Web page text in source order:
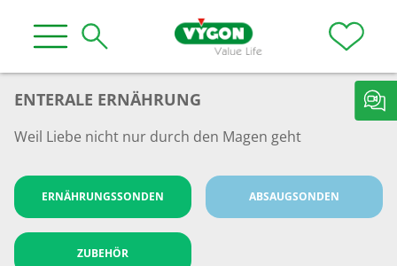
ENTERALE ERNÄHRUNG
Weil Liebe nicht nur durch den Magen geht
ERNÄHRUNGSSONDEN ABSAUGSONDEN
ZUBEHÖR